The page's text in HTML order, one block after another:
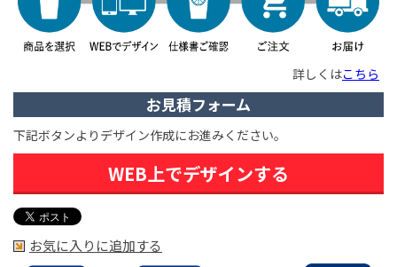
詳しくはこちら
お見積フォーム
下記ボタンよりデザイン作成にお進みください。
WEB上でデザインする
お気に入りに追加する